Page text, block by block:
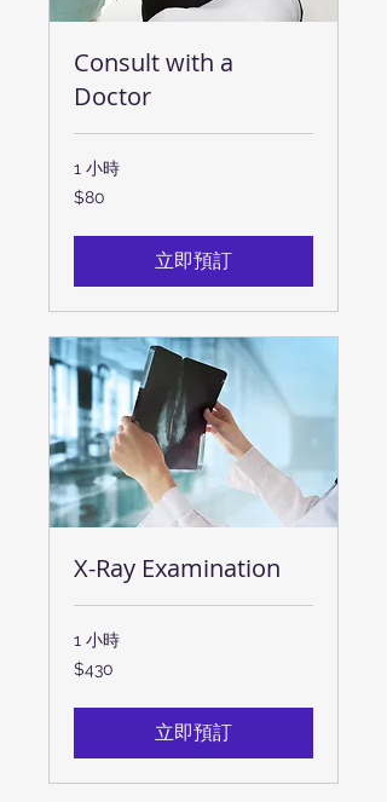
Consult with a
Doctor
1 小時
80
新
幣
$80
立即預訂
X-Ray Examination
1 小時
430
新
幣
$430
立即預訂